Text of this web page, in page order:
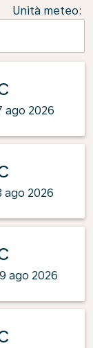
Unità meteo:
ago 2026
ago 2026
ago 2026